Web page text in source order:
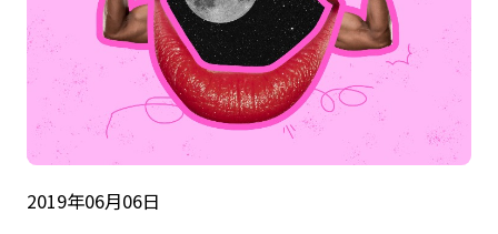
2019年06月06日